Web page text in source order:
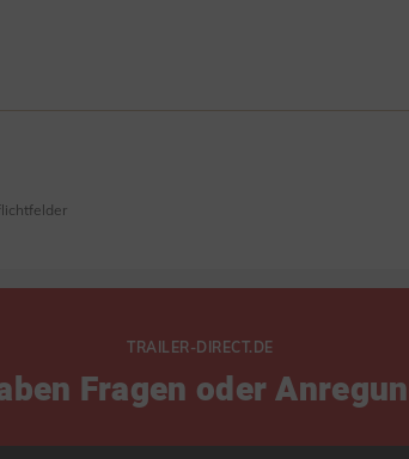
TRAILER-DIRECT.DE
Fragen oder